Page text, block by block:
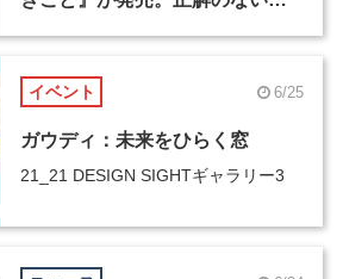
イベント 6/25
ガウディ：未来をひらく窓
21_21 DESIGN SIGHTギャラリー3